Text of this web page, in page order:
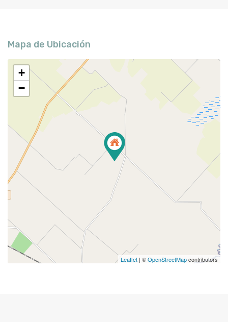
Mapa de Ubicación
+
−
Leaflet | ©OpenStreetMapcontributors